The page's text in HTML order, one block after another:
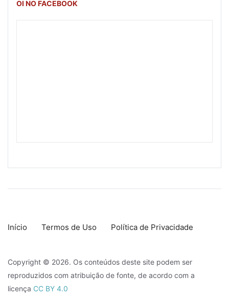
OI NO FACEBOOK
Início Termos de Uso Política de Privacidade
Copyright © 2026. Os conteúdos deste site podem ser
reproduzidos com atribuição de fonte, de acordo com a
licença CC BY 4.0